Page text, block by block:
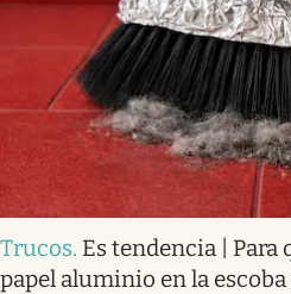
Trucos. Es tendencia |
papel aluminio en la